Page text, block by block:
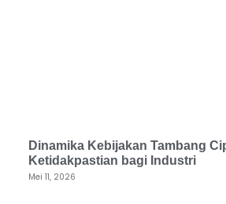
Dinamika Kebijakan Tambang
Ketidakpastian bagi Industri
Mei 11, 2026